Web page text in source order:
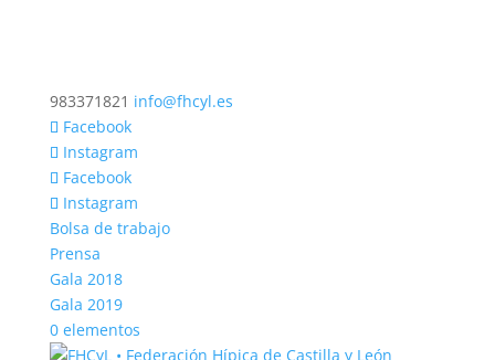
983371821 info@fhcyl.es
Facebook
Instagram
Facebook
Instagram
Bolsa de trabajo
Prensa
Gala 2018
Gala 2019
0 elementos